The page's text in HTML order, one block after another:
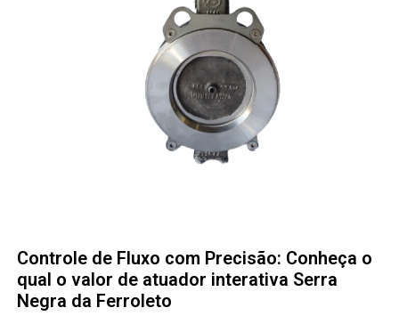
Controle de Fluxo com Precisão: Conheça o
qual o valor de atuador interativa Serra
Negra da Ferroleto